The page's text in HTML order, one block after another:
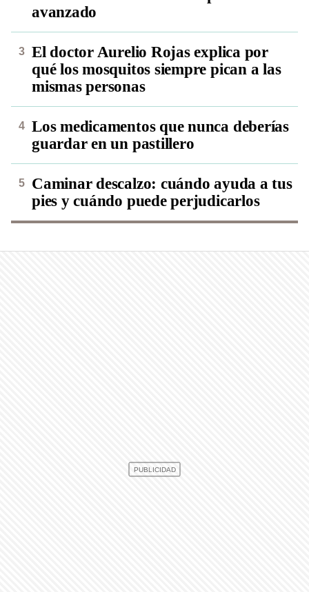
avanzado
El doctor Aurelio Rojas explica por
qué los mosquitos siempre pican a las
mismas personas
Los medicamentos que nunca deberías
guardar en un pastillero
Caminar descalzo: cuándo ayuda a tus
pies y cuándo puede perjudicarlos